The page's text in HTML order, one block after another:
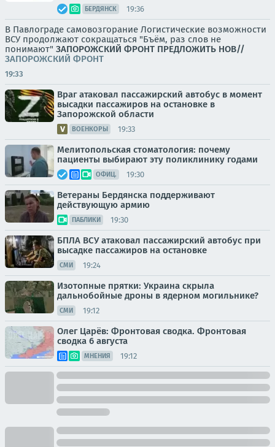
БЕРДЯНСК 19:36
В Павлограде самовозгорание Логистические возможности
ВСУ продолжают сокращаться "Бъём, раз слов не
понимают" ЗАПОРОЖСКИЙ ФРОНТ ПРЕДЛОЖИТЬ НОВ//
ЗАПОРОЖСКИЙ ФРОНТ
19:33
Враг атаковал пассажирский автобус в момент
высадки пассажиров на остановке в
Запорожской области
ВОЕНКОРЫ 19:33
Мелитопольская стоматология: почему
пациенты выбирают эту поликлинику годами
ОФИЦ. 19:30
Ветераны Бердянска поддерживают
действующую армию
ПАБЛИКИ 19:30
БПЛА ВСУ атаковал пассажирский автобус при
высадке пассажиров на остановке
СМИ 19:24
Изотопные прятки: Украина скрыла
дальнобойные дроны в ядерном могильнике?
СМИ 19:12
Олег Царёв: Фронтовая сводка. Фронтовая
сводка 6 августа
МНЕНИЯ 19:12